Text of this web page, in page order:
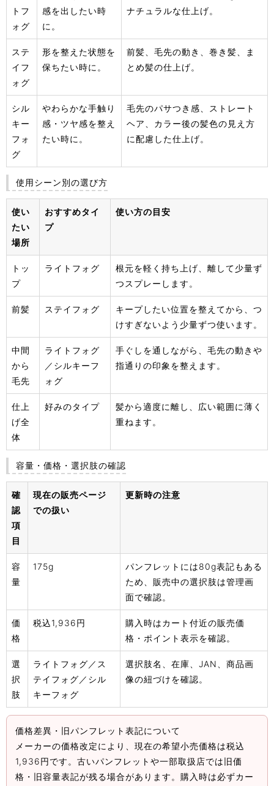
トフ
ォグ
感を出したい時
に。
ナチュラルな仕上げ。
ステ
イフ
ォグ
形を整えた状態を
保ちたい時に。
前髪、毛先の動き、巻き髪、ま
とめ髪の仕上げ。
シル
キー
フォ
グ
やわらかな手触り
感・ツヤ感を整え
たい時に。
毛先のパサつき感、ストレート
ヘア、カラー後の髪色の見え方
に配慮した仕上げ。
使用シーン別の選び方
使い
たい
場所
おすすめタイ
プ
使い方の目安
トッ
プ
ライトフォグ
根元を軽く持ち上げ、離して少量ず
つスプレーします。
前髪 ステイフォグ
キープしたい位置を整えてから、つ
けすぎないよう少量ずつ使います。
中間
から
毛先
ライトフォグ
／シルキーフ
ォグ
手ぐしを通しながら、毛先の動きや
指通りの印象を整えます。
仕上
げ全
体
好みのタイプ
髪から適度に離し、広い範囲に薄く
重ねます。
容量・価格・選択肢の確認
確
認
項
目
現在の販売ページ
での扱い
更新時の注意
容
量
175g
パンフレットには80g表記もある
ため、販売中の選択肢は管理画
面で確認。
価
格
税込1,936円
購入時はカート付近の販売価
格・ポイント表示を確認。
選
択
肢
ライトフォグ／ス
テイフォグ／シル
キーフォグ
選択肢名、在庫、JAN、商品画
像の紐づけを確認。
価格差異・旧パンフレット表記について
メーカーの価格改定により、現在の希望小売価格は税込
1,936円です。古いパンフレットや一部取扱店では旧価
格・旧容量表記が残る場合があります。購入時は必ずカー